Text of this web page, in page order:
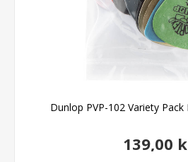
Dunlop PVP-102 Variety
139,00